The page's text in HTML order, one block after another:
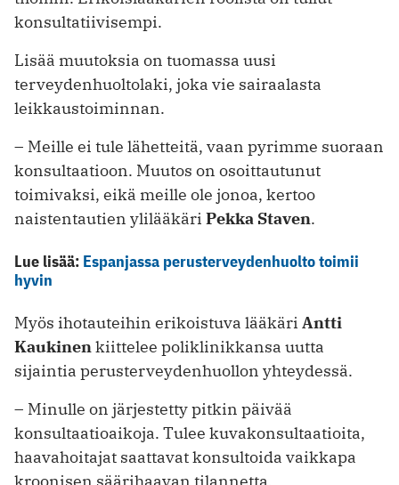
konsultatiivisempi.
Lisää muutoksia on tuomassa uusi
terveydenhuoltolaki, joka vie sairaalasta
leikkaustoiminnan.
– Meille ei tule lähetteitä, vaan pyrimme suoraan
konsultaatioon. Muutos on osoittautunut
toimivaksi, eikä meille ole jonoa, kertoo
naistentautien ylilääkäri Pekka Staven.
Lue lisää: Espanjassa perusterveydenhuolto toimii
hyvin
Myös ihotauteihin erikoistuva lääkäri Antti
Kaukinenkiittelee poliklinikkansa uutta
sijaintia perusterveydenhuollon yhteydessä.
– Minulle on järjestetty pitkin päivää
konsultaatioaikoja. Tulee kuvakonsultaatioita,
haavahoitajat saattavat konsultoida vaikkapa